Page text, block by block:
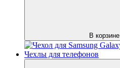
В корзине